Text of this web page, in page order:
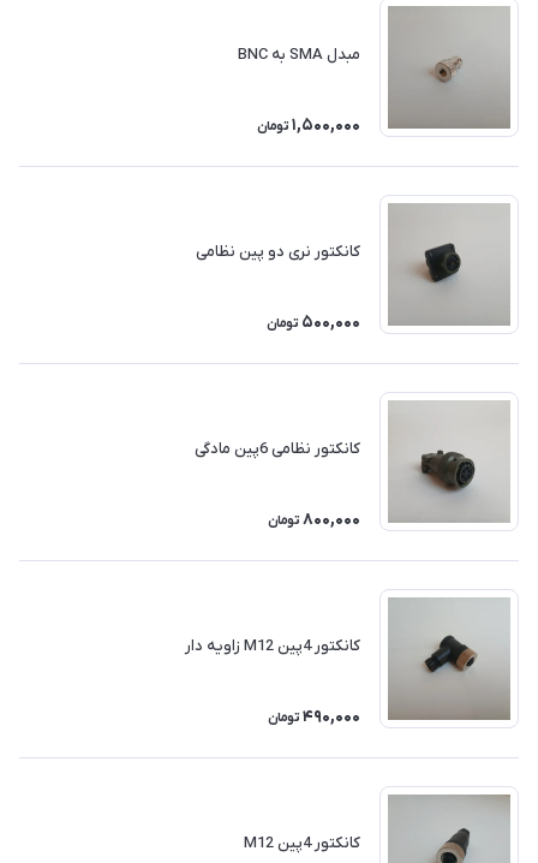
مبدل SMA به BNC
1,500,000 تومان
کانکتور نری دو پین نظامی
500,000 تومان
کانکتور نظامی 6پین مادگی
800,000 تومان
کانکتور 4پین M12 زاویه دار
490,000 تومان
کانکتور 4پین M12